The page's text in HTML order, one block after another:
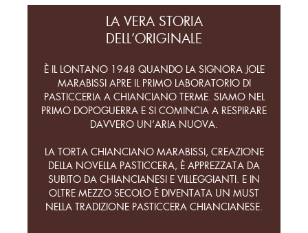
LA VERA STORIA
DELL’ORIGINALE
È IL LONTANO 1948 QUANDO LA SIGNORA JOLE
MARABISSI APRE IL PRIMO LABORATORIO DI
PASTICCERIA A CHIANCIANO TERME. SIAMO NEL
PRIMO DOPOGUERRA E SI COMINCIA A RESPIRARE
DAVVERO UN’ARIA NUOVA.
LA TORTA CHIANCIANO MARABISSI, CREAZIONE
DELLA NOVELLA PASTICCERA, È APPREZZATA DA
SUBITO DA CHIANCIANESI E VILLEGGIANTI. E IN
OLTRE MEZZO SECOLO È DIVENTATA UN MUST
NELLA TRADIZIONE PASTICCERA CHIANCIANESE.